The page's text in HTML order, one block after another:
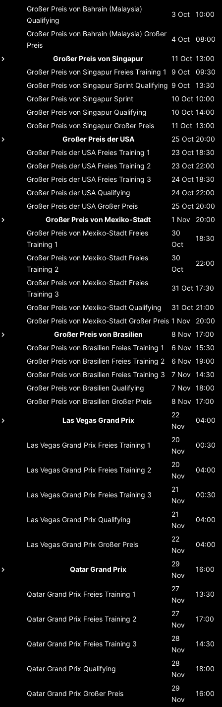
Großer Preis von Bahrain (Malaysia)
Qualifying
3 Oct 10:00
Großer Preis von Bahrain (Malaysia) Großer
Preis
4 Oct 08:00
Großer Preis von Singapur 11 Oct 13:00
Großer Preis von Singapur Freies Training 1 9 Oct
09:30
Großer Preis von Singapur Sprint Qualifying 9 Oct
13:30
Großer Preis von Singapur Sprint 10 Oct 10:00
Großer Preis von Singapur Qualifying 10 Oct 14:00
Großer Preis von Singapur Großer Preis 11 Oct 13:00
Großer Preis der USA
25 Oct 20:00
Großer Preis der USA Freies Training 1 23 Oct 18:30
Großer Preis der USA Freies Training 2 23 Oct 22:00
Großer Preis der USA Freies Training 3 24 Oct 18:30
Großer Preis der USA Qualifying 24 Oct 22:00
Großer Preis der USA Großer Preis 25 Oct 20:00
Großer Preis von Mexiko-Stadt
1 Nov
20:00
Großer Preis von Mexiko-Stadt Freies
Training 1
30
Oct
18:30
Großer Preis von Mexiko-Stadt Freies
Training 2
30
Oct
22:00
Großer Preis von Mexiko-Stadt Freies
Training 3
31 Oct 17:30
Großer Preis von Mexiko-Stadt Qualifying 31 Oct 21:00
Großer Preis von Mexiko-Stadt Großer Preis 1 Nov
20:00
Großer Preis von Brasilien
8 Nov 17:00
Großer Preis von Brasilien Freies Training 1 6 Nov 15:30
Großer Preis von Brasilien Freies Training 2 6 Nov 19:00
Großer Preis von Brasilien Freies Training 3 7 Nov 14:30
Großer Preis von Brasilien Qualifying 7 Nov 18:00
Großer Preis von Brasilien Großer Preis 8 Nov 17:00
Las Vegas Grand Prix
22
Nov
04:00
Las Vegas Grand Prix Freies Training 1
20
Nov
00:30
Las Vegas Grand Prix Freies Training 2
20
Nov
04:00
Las Vegas Grand Prix Freies Training 3
21
Nov
00:30
Las Vegas Grand Prix Qualifying
21
Nov
04:00
Las Vegas Grand Prix Großer Preis
22
Nov
04:00
Qatar Grand Prix
29
Nov
16:00
Qatar Grand Prix Freies Training 1
27
Nov
13:30
Qatar Grand Prix Freies Training 2
27
Nov
17:00
Qatar Grand Prix Freies Training 3
28
Nov
14:30
Qatar Grand Prix Qualifying
28
Nov
18:00
Qatar Grand Prix Großer Preis
29
Nov
16:00